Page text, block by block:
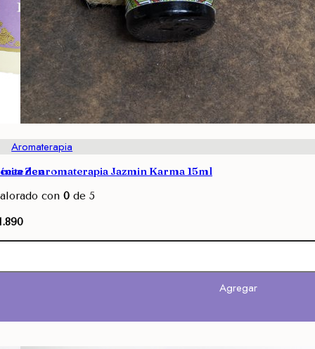
Zen
Aromaterapia
de aromaterapia Jazmin Karma 15ml
con 0de 5
Agregar